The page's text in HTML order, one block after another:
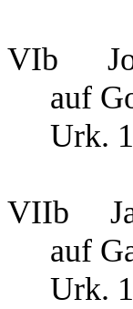
VIb
auf
Urk.
VIIb
auf
Urk.